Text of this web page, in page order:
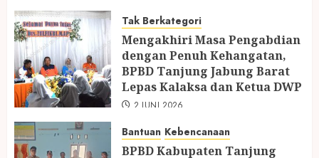
Tak Berkategori
Mengakhiri Masa Pengabdian
dengan Penuh Kehangatan,
BPBD Tanjung Jabung Barat
Lepas Kalaksa dan Ketua DWP
2 JUNI 2026
Bantuan Kebencanaan
BPBD Kabupaten Tanjung